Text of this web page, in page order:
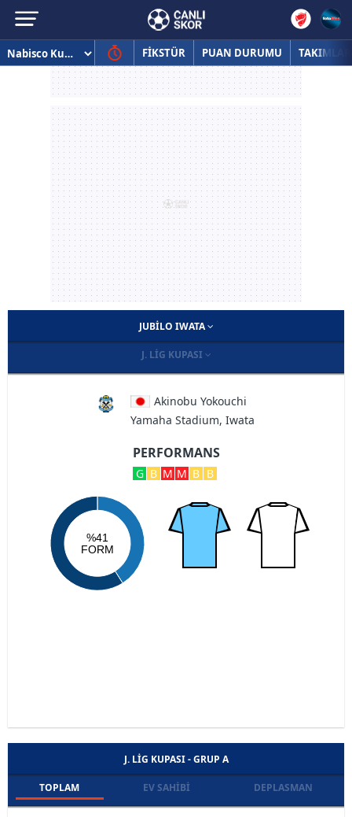
FİKSTÜR PUAN DURUMU TAKIMLAR
JUBILO IWATA
J. LIG KUPASI
Akinobu Yokouchi
Yamaha Stadium, Iwata
PERFORMANS
G B M M B B
%41
FORM
J. LIG KUPASI - GRUP A
TOPLAM EV SAHIBI DEPLASMAN